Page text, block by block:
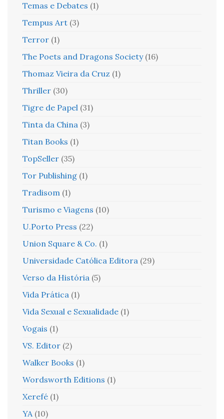
Temas e Debates (1)
Tempus Art (3)
Terror (1)
The Poets and Dragons Society (16)
Thomaz Vieira da Cruz (1)
Thriller (30)
Tigre de Papel (31)
Tinta da China (3)
Titan Books (1)
TopSeller (35)
Tor Publishing (1)
Tradisom (1)
Turismo e Viagens (10)
U.Porto Press (22)
Union Square & Co. (1)
Universidade Católica Editora (29)
Verso da História (5)
Vida Prática (1)
Vida Sexual e Sexualidade (1)
Vogais (1)
VS. Editor (2)
Walker Books (1)
Wordsworth Editions (1)
Xerefé (1)
YA (10)